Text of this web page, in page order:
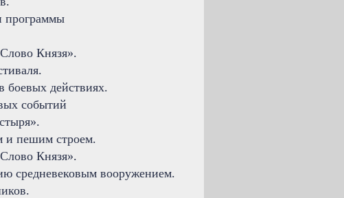
программы
Князя».
действиях.
событий
и пешим строем.
Князя».
средневековым вооружением.